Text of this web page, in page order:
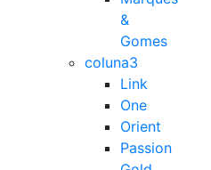
&
Gomes
coluna3
Link
One
Orient
Passion